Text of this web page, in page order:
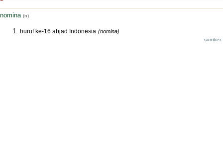
nomina (n)
huruf ke-16 abjad Indonesia (nomina)